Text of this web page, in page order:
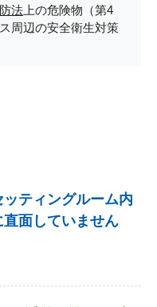
法 上の危険物（第4
周辺の安全衛生対策
ティングルーム内
面していません